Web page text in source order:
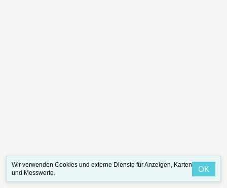
Wir verwenden Cookies und externe Dienste für Anzeigen, Karten
und Messwerte.
OK